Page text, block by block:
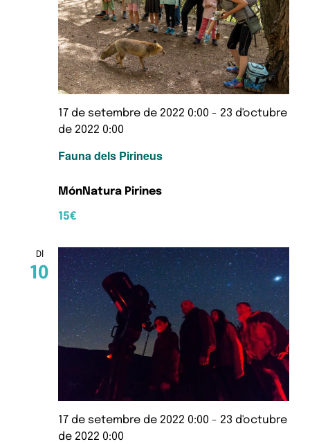
Fauna dels Pirineus
17 de setembre de 2022 0:00 - 23 d'octubre
de 2022 0:00
MónNatura Pirines
15€
Dl
10
17 de setembre de 2022 0:00 - 23 d'octubre
de 2022 0:00